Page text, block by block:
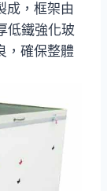
成，框架由
低鐵強化玻
，確保整體